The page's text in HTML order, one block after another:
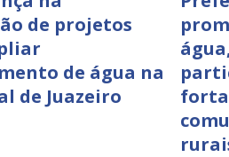
de projetos
de água na
de Juazeiro